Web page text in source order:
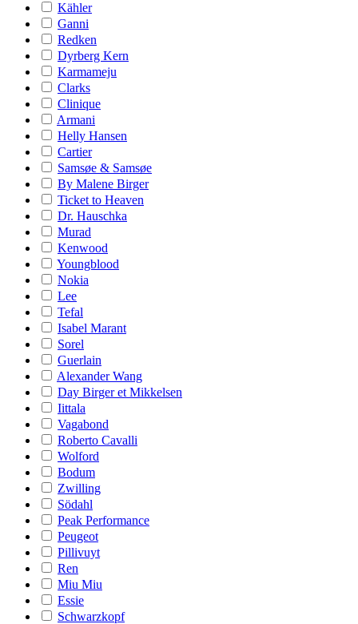
Kähler
Ganni
Redken
Dyrberg Kern
Karmameju
Clarks
Clinique
Armani
Helly Hansen
Cartier
Samsøe & Samsøe
By Malene Birger
Ticket to Heaven
Dr. Hauschka
Murad
Kenwood
Youngblood
Nokia
Lee
Tefal
Isabel Marant
Sorel
Guerlain
Alexander Wang
Day Birger et Mikkelsen
Iittala
Vagabond
Roberto Cavalli
Wolford
Bodum
Zwilling
Södahl
Peak Performance
Peugeot
Pillivuyt
Ren
Miu Miu
Essie
Schwarzkopf